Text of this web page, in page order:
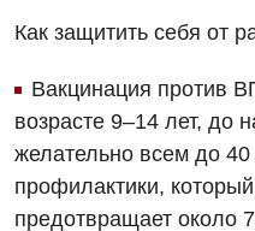
Диетология
Кардиология
Медицинская
Как защитить себя от
Вакцинация против
возрасте 9–14 лет, до
желательно всем до
профилактики,
предотвращает около